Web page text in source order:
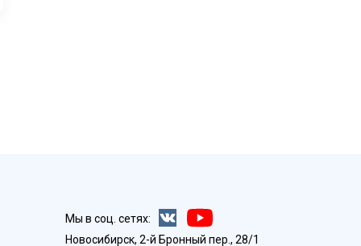
Мы в соц. сетях:
Новосибирск, 2-й Бронный пер., 28/1